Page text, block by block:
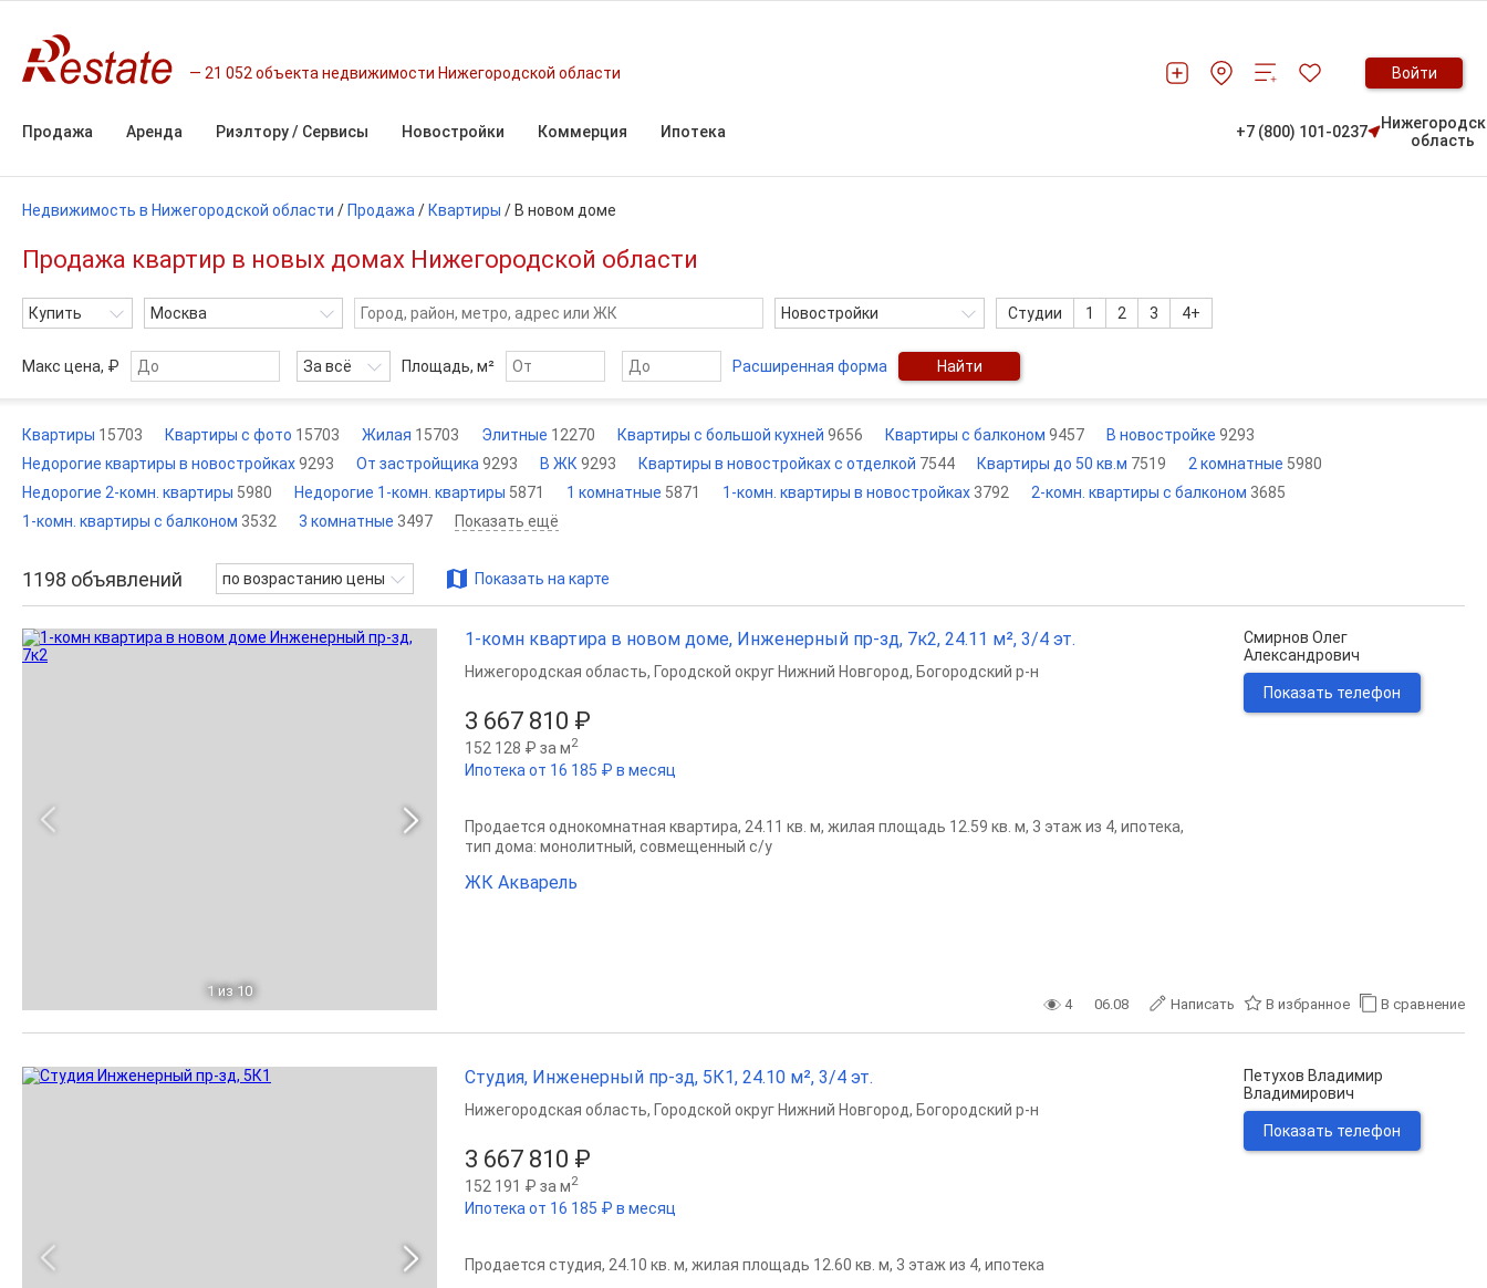
21 052 объекта недвижимости Нижегородской области Войти
Продажа Аренда Риэлтору / Сервисы Новостройки Коммерция Ипотека +7 (800) 101-0237
область
Недвижимость в Нижегородской области / Продажа / Квартиры / В новом доме
Продажа квартир в новых домах Нижегородской области
Купить Москва Новостройки Студии 1 2 3 4+
Макс цена, ₽ За всё Площадь, м² Расширенная форма Найти
Квартиры 15703 Квартиры с фото 15703 Жилая 15703 Элитные 12270 Квартиры с большой кухней 9656 Квартиры с балконом 9457 В новостройке 9293
Недорогие квартиры в новостройках9293 От застройщика 9293 В ЖК 9293 Квартиры в новостройках с отделкой 7544 Квартиры до 50 кв.м 7519 2 комнатные 5980
Недорогие 2-комн. квартиры 5980 Недорогие 1-комн. квартиры 5871 1 комнатные 5871 1-комн. квартиры в новостройках 3792 2-комн. квартиры с балконом 3685
1-комн. квартиры с балконом 3532 3 комнатные 3497 Показать ещё
1198 объявлений по возрастанию цены Показать на карте
1 из 10
1-комн квартира в новом доме, Инженерный пр-зд, 7к2, 24.11 м², 3/4 эт.
3 667 810 ₽
152 128 ₽ за м2
Ипотека от 16 185 ₽ в месяц
Нижегородская область, Городской округ Нижний Новгород, Богородский р-н
Продается однокомнатная квартира, 24.11 кв. м, жилая площадь 12.59 кв. м, 3 этаж из 4, ипотека,
тип дома: монолитный, совмещенный с/у
ЖК Акварель
Смирнов Олег
Александрович
Показать телефон
4 06.08 Написать В избранное В сравнение
Студия, Инженерный пр-зд, 5К1, 24.10 м², 3/4 эт.
3 667 810 ₽
152 191 ₽ за м2
Ипотека от 16 185 ₽ в месяц
Нижегородская область, Городской округ Нижний Новгород, Богородский р-н
Продается студия, 24.10 кв. м, жилая площадь 12.60 кв. м, 3 этаж из 4, ипотека
Петухов Владимир
Владимирович
Показать телефон